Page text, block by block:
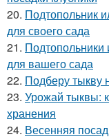
20. Подтопольник
для своего сада
21. Подтопольники
для вашего сада
22. Подберу тыкву
23. Урожай тыквы:
хранения
24. Весенняя